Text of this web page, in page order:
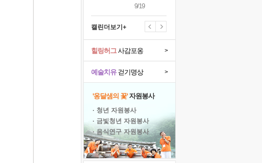
9/19
캘린더보기+
예술치유걷기명상 >
힐링허그사감포옹 >
'옹달샘의 꽃'자원봉사
· 청년 자원봉사
· 금빛청년 자원봉사
· 음식연구 자원봉사